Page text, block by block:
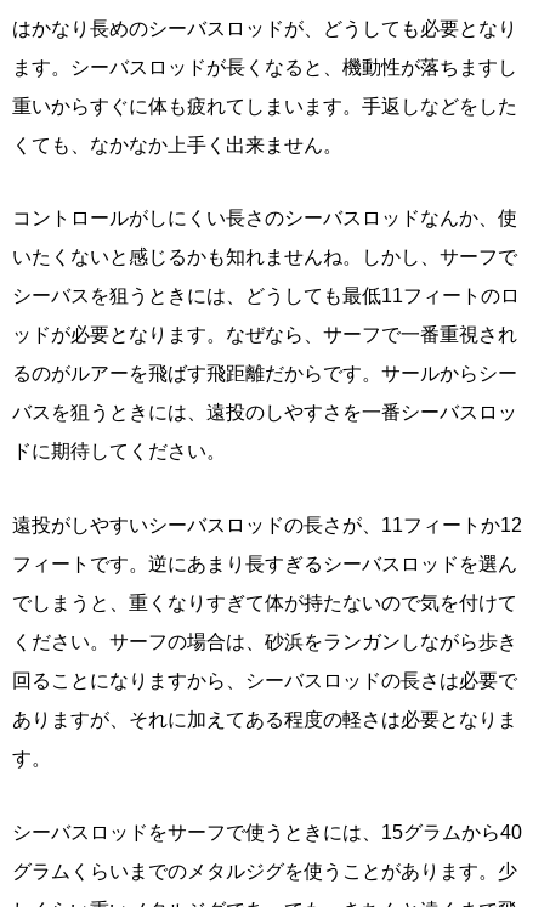
はかなり長めのシーバスロッドが、どうしても必要となり
ます。シーバスロッドが長くなると、機動性が落ちますし
重いからすぐに体も疲れてしまいます。手返しなどをした
くても、なかなか上手く出来ません。
コントロールがしにくい長さのシーバスロッドなんか、使
いたくないと感じるかも知れませんね。しかし、サーフで
シーバスを狙うときには、どうしても最低11フィートのロ
ッドが必要となります。なぜなら、サーフで一番重視され
るのがルアーを飛ばす飛距離だからです。サールからシー
バスを狙うときには、遠投のしやすさを一番シーバスロッ
ドに期待してください。
遠投がしやすいシーバスロッドの長さが、11フィートか12
フィートです。逆にあまり長すぎるシーバスロッドを選ん
でしまうと、重くなりすぎて体が持たないので気を付けて
ください。サーフの場合は、砂浜をランガンしながら歩き
回ることになりますから、シーバスロッドの長さは必要で
ありますが、それに加えてある程度の軽さは必要となりま
す。
シーバスロッドをサーフで使うときには、15グラムから40
グラムくらいまでのメタルジグを使うことがあります。少